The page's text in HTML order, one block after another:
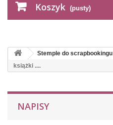
Koszyk (pusty)
Stemple do scrapbookingu
książki ....
NAPISY